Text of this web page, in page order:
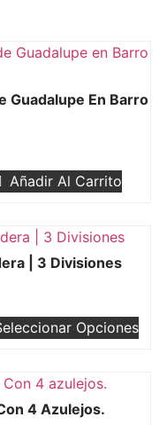
Guadalupe En Barro
Añadir Al Carrito
| 3 Divisiones
Opciones
4 Azulejos.